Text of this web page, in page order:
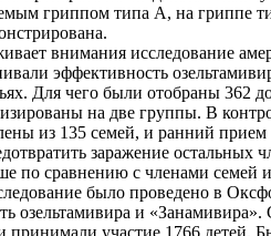
гриппом типа A, на гриппе
внимания исследование
эффективность
Для чего были отобраны 362
на две группы. В
из 135 семей, и ранний прием
заражение остальных
по сравнению с членами семей
было проведено в
озельтамивира и
принимали участие 1766 детей.